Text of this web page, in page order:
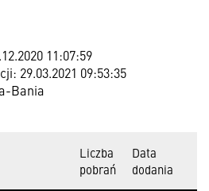
11:07:59
29.03.2021 09:53:35
Bania
Liczba
pobrań
Data
dodania